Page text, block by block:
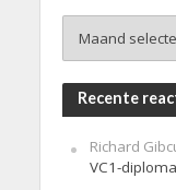
Recente
Richard
VC1-